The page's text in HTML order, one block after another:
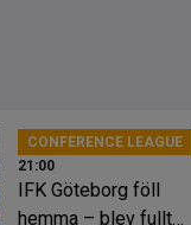
CONFERENCE LEAGUE
21:00
IFK Göteborg föll
hemma – blev fullt